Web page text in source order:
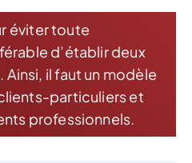
éviter toute
d’établir deux
il faut un modèle
particuliers et
professionnels.